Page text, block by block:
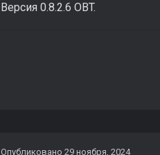
Версия 0.8.2.6 OBT.
Опубликовано 29 ноября, 2024